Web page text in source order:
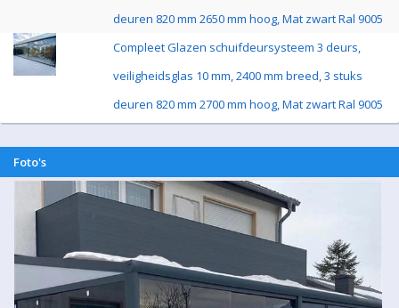
deuren 820 mm 2650 mm hoog, Mat zwart Ral 9005
Compleet Glazen schuifdeursysteem 3 deurs,
veiligheidsglas 10 mm, 2400 mm breed, 3 stuks
deuren 820 mm 2700 mm hoog, Mat zwart Ral 9005
Foto's